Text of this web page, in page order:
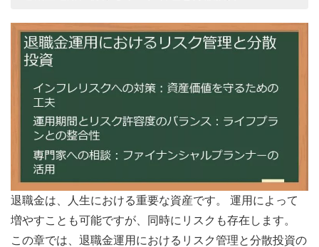
退職金は、人生における重要な資産です。 運用によって
増やすことも可能ですが、同時にリスクも存在します。
この章では、退職金運用におけるリスク管理と分散投資の